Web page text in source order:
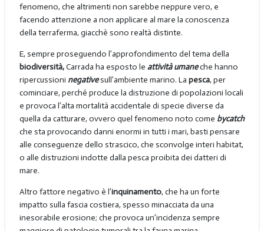
fenomeno, che altrimenti non sarebbe neppure vero, e
facendo attenzione a non applicare al mare la conoscenza
della terraferma, giacchè sono realtà distinte.
E, sempre proseguendo l’approfondimento del tema della
biodiversità,Carrada ha esposto le attività umaneche hanno
ripercussioni negativesull’ambiente marino. La pesca, per
cominciare, perché produce la distruzione di popolazioni locali
e provoca l’alta mortalità accidentale di specie diverse da
quella da catturare, ovvero quel fenomeno noto come bycatch
che sta provocando danni enormi in tutti i mari, basti pensare
alle conseguenze dello strascico, che sconvolge interi habitat,
o alle distruzioni indotte dalla pesca proibita dei datteri di
mare.
Altro fattore negativo è l’inquinamento, che ha un forte
impatto sulla fascia costiera, spesso minacciata da una
inesorabile erosione; che provoca un’incidenza sempre